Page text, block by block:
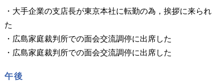
・大手企業の支店長が東京本社に転勤の為，挨拶に来られ
た
・広島家庭裁判所での面会交流調停に出席した
・広島家庭裁判所での面会交流調停に出席した
午後